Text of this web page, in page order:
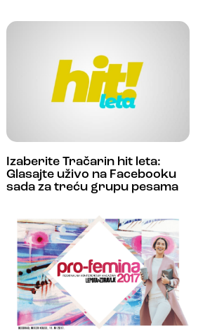
Izaberite Tračarin hit leta:
Glasajte uživo na Facebooku
sada za treću grupu pesama